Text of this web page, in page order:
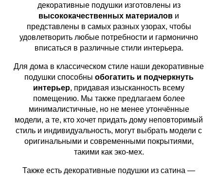
декоративные подушки изготовлены из
высококачественных материалов и
представлены в самых разных узорах, чтобы
удовлетворить любые потребности и гармонично
вписаться в различные стили интерьера.
Для дома в классическом стиле наши декоративные
подушки способны обогатить и подчеркнуть
интерьер, придавая изысканность всему
помещению. Мы также предлагаем более
минималистичные, но не менее утончённые
модели, а те, кто хочет придать дому неповторимый
стиль и индивидуальность, могут выбрать модели с
оригинальными и современными покрытиями,
такими как эко-мех.
Также есть декоративные подушки из сатина —